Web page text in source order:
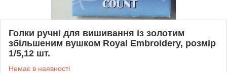
Голки ручні для вишивання із золотим
збільшеним вушком Royal Embroidery, розмір
1/5,12 шт.
Немає в наявності